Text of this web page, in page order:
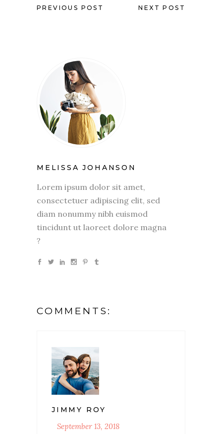
PREVIOUS POST NEXT POST
MELISSA JOHANSON
Lorem ipsum dolor sit amet,
consectetuer adipiscing elit, sed
diam nonummy nibh euismod
tincidunt ut laoreet dolore magna
?
COMMENTS:
JIMMY ROY
September 13, 2018